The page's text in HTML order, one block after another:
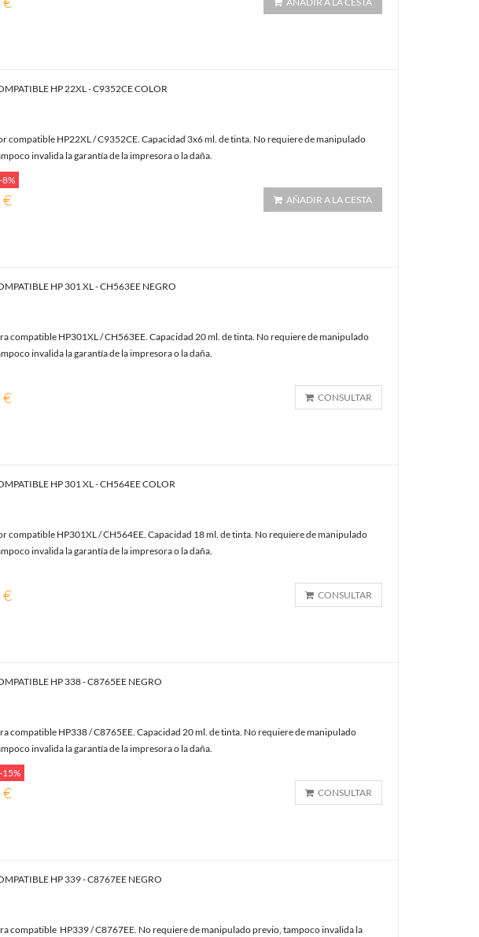
HP 22XL - C9352CE COLOR
compatible HP22XL / C9352CE. Capacidad 3x6 ml. de tinta. No requiere de manipulado
invalida la garantía de la impresora o la daña.
-8%
€ AÑADIR A LA CESTA
HP 301 XL - CH563EE NEGRO
compatible HP301XL / CH563EE. Capacidad 20 ml. de tinta. No requiere de manipulado
invalida la garantía de la impresora o la daña.
€ CONSULTAR
HP 301 XL - CH564EE COLOR
compatible HP301XL / CH564EE. Capacidad 18 ml. de tinta. No requiere de manipulado
invalida la garantía de la impresora o la daña.
€ CONSULTAR
HP 338 - C8765EE NEGRO
compatible HP338 / C8765EE. Capacidad 20 ml. de tinta. No requiere de manipulado
invalida la garantía de la impresora o la daña.
-15%
€ CONSULTAR
HP 339 - C8767EE NEGRO
compatible HP339 / C8767EE. No requiere de manipulado previo, tampoco invalida la